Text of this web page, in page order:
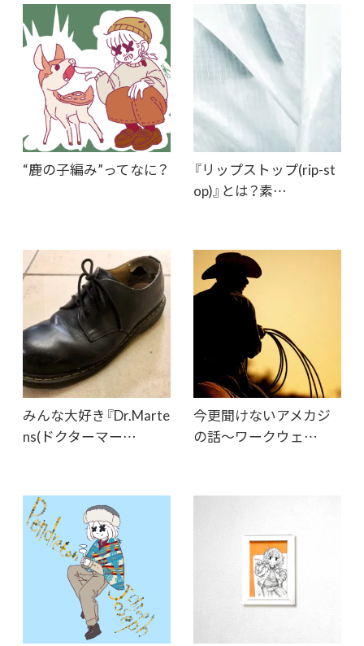
“鹿の子編み”ってなに？
『リップストップ(rip-st
op)』とは？素…
みんな大好き『Dr.Marte
ns(ドクターマー…
今更聞けないアメカジ
の話〜ワークウェ…